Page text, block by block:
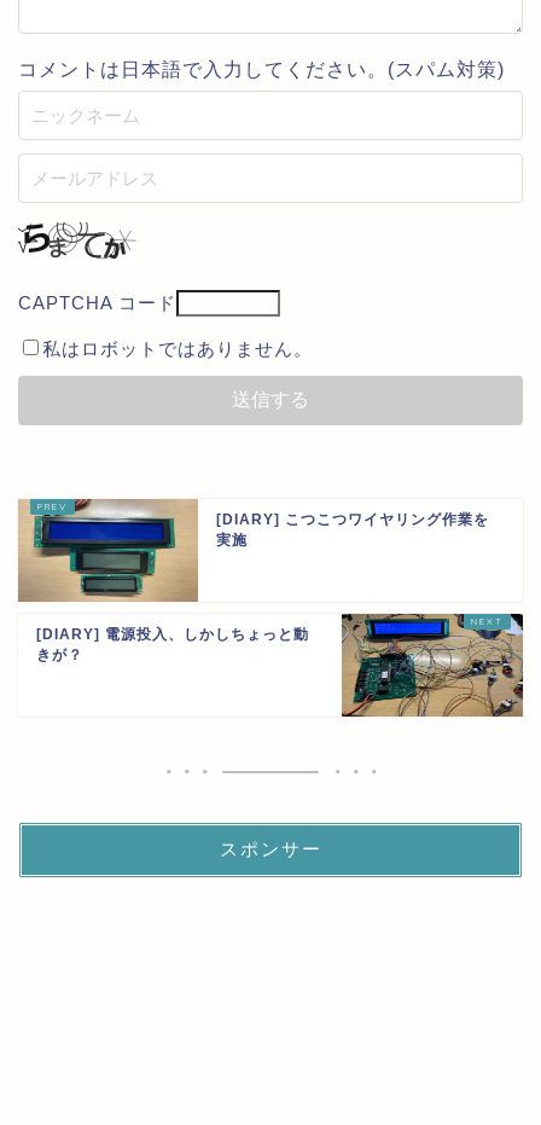
コメントは日本語で入力してください。(スパム対策)
CAPTCHA コード
私はロボットではありません。
[DIARY] こつこつワイヤリング作業を
実施
[DIARY] 電源投入、しかしちょっと動
きが？
スポンサー